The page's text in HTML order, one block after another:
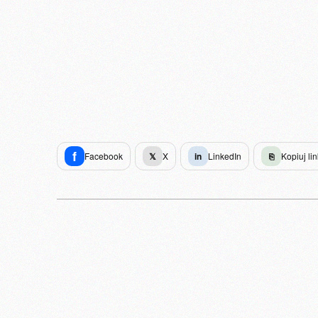
f Facebook 𝕏 X in LinkedIn ⎘ Kopiuj